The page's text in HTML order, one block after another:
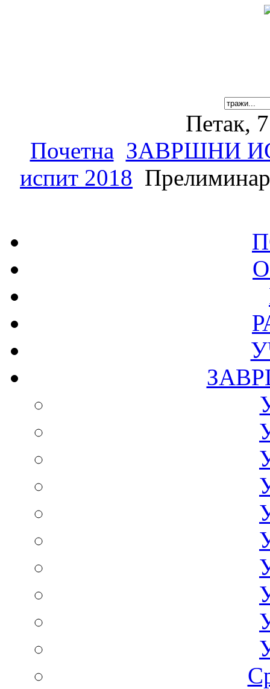
Петак,
Почетна ЗАВРШНИ
испит 2018